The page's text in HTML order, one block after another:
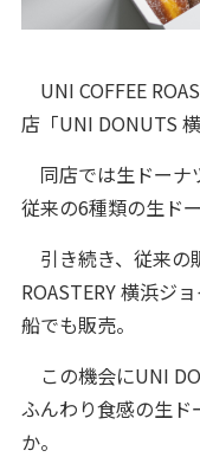
UNI COFFEE
店「UNI DONUTS
同店では生ドーナ
従来の6種類の生ド
引き続き、従来の
ROASTERY 横浜ジ
船でも販売。
この機会にUNI
ふんわり食感の生ド
か。